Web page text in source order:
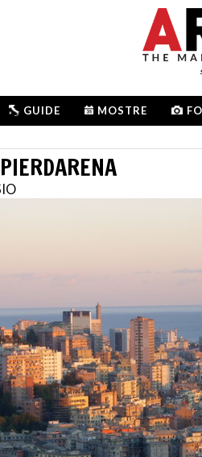
GUIDE MOSTRE